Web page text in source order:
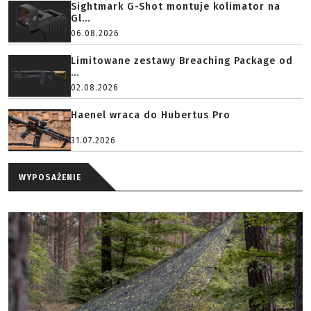
Sightmark G-Shot montuje kolimator na
Gl...
06.08.2026
Limitowane zestawy Breaching Package od
...
02.08.2026
Haenel wraca do Hubertus Pro
31.07.2026
WYPOSAŻENIE